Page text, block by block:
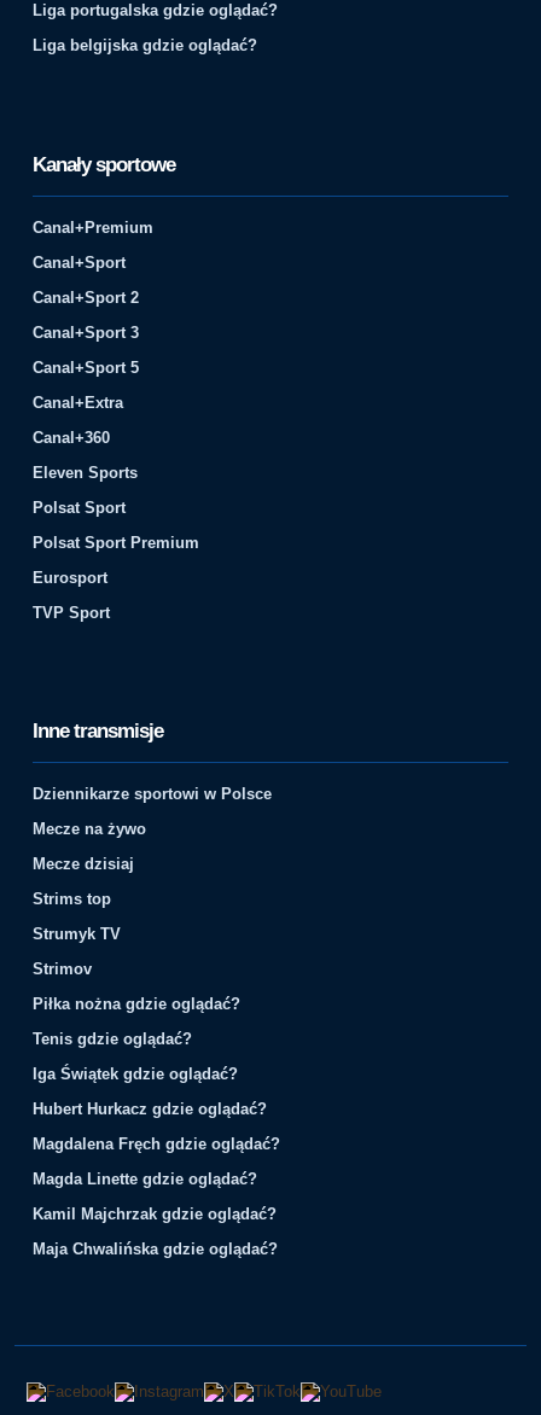
Liga portugalska gdzie oglądać?
Liga belgijska gdzie oglądać?
Kanały sportowe
Canal+Premium
Canal+Sport
Canal+Sport 2
Canal+Sport 3
Canal+Sport 5
Canal+Extra
Canal+360
Eleven Sports
Polsat Sport
Polsat Sport Premium
Eurosport
TVP Sport
Inne transmisje
Dziennikarze sportowi w Polsce
Mecze na żywo
Mecze dzisiaj
Strims top
Strumyk TV
Strimov
Piłka nożna gdzie oglądać?
Tenis gdzie oglądać?
Iga Świątek gdzie oglądać?
Hubert Hurkacz gdzie oglądać?
Magdalena Fręch gdzie oglądać?
Magda Linette gdzie oglądać?
Kamil Majchrzak gdzie oglądać?
Maja Chwalińska gdzie oglądać?